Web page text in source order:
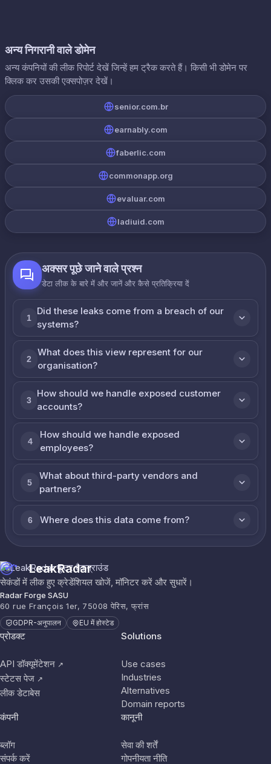
अन्य निगरानी वाले डोमेन
अन्य कंपनियों की लीक रिपोर्ट देखें जिन्हें हम ट्रैक करते हैं। किसी भी डोमेन पर
क्लिक कर उसकी एक्सपोज़र देखें।
senior.com.br
earnably.com
faberlic.com
commonapp.org
evaluar.com
ladiuid.com
अक्सर पूछे जाने वाले प्रश्न
डेटा लीक के बारे में और जानें और कैसे प्रतिक्रिया दें
1
Did these leaks come from a breach of our
systems?
2
What does this view represent for our
organisation?
3
How should we handle exposed customer
accounts?
4
How should we handle exposed
employees?
5
What about third-party vendors and
partners?
6 Where does this data come from?
LeakRadar
सेकंडों में लीक हुए क्रेडेंशियल खोजें, मॉनिटर करें और सुधारें।
Radar Forge SASU
60 rue François 1er, 75008 पेरिस, फ्रांस
GDPR-अनुपालन EU में होस्टेड
प्रोडक्ट
API डॉक्यूमेंटेशन ↗
स्टेटस पेज ↗
लीक डेटाबेस
Solutions
Use cases
Industries
Alternatives
Domain reports
कंपनी
ब्लॉग
संपर्क करें
कानूनी
सेवा की शर्तें
गोपनीयता नीति